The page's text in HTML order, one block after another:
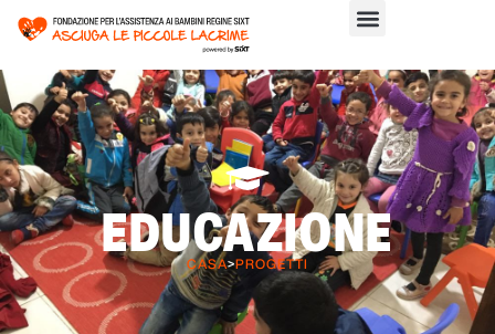
EDUCAZIONE
CASA>PROGETTI